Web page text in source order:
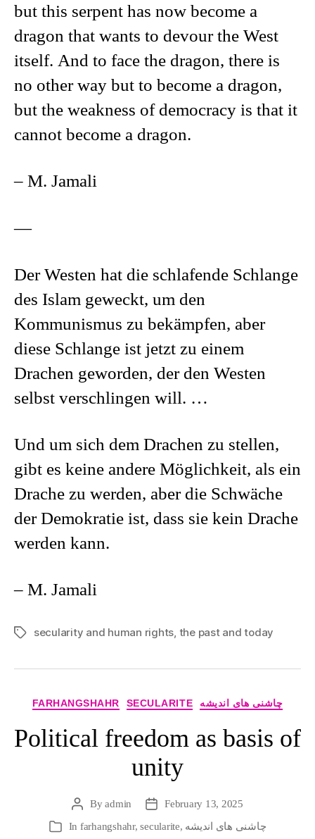
but this serpent has now become a
dragon that wants to devour the West
itself. And to face the dragon, there is
no other way but to become a dragon,
but the weakness of democracy is that it
cannot become a dragon.
– M. Jamali
—
Der Westen hat die schlafende Schlange
des Islam geweckt, um den
Kommunismus zu bekämpfen, aber
diese Schlange ist jetzt zu einem
Drachen geworden, der den Westen
selbst verschlingen will. …
Und um sich dem Drachen zu stellen,
gibt es keine andere Möglichkeit, als ein
Drache zu werden, aber die Schwäche
der Demokratie ist, dass sie kein Drache
werden kann.
– M. Jamali
Tagssecularity and human rights the past and today
Categories
FARHANGSHAHR SECULARITE چاشنی های اندیشه
Political freedom as basis of
unity
Post
author
Byadmin
Post
date
February 13, 2025
Categories
In farhangshahr,secularite, چاشنی های اندیشه